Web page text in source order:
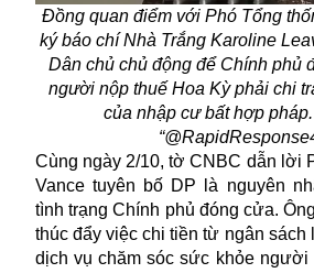
Đồng quan điểm với Phó Tổng
ký báo chí Nhà Trắng Karoline
Dân chủ chủ động để Chính phủ
người nộp thuế Hoa Kỳ phải chi
của nhập cư bất hợp
Cùng ngày 2/10, tờ CNBC dẫn lời
Vance tuyên bố DP là nguyên
tình trạng Chính phủ đóng cửa.
thúc đẩy việc chi tiền từ ngân sách
dịch vụ chăm sóc sức khỏe người